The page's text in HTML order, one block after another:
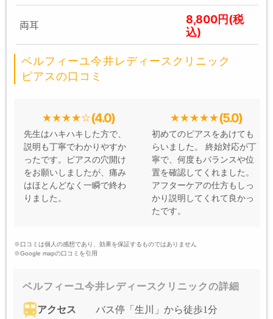
両耳
8,800円(税
込)
ベルフィーユ今井レディースクリニック
ピアスの口コミ
(4.0)
先生はハキハキした方で、
説明も丁寧でわかりやすか
ったです。ピアスの穴開け
をお願いしましたが、痛み
はほとんどなく一瞬で終わ
りました。
(5.0)
初めてのピアスをあけても
らいました。 終始対応が丁
寧で、何度もバランスや位
置を確認してくれました。
アフターケアの仕方もしっ
かり説明してくれて良かっ
たです。
※口コミは個人の感想であり、効果を保証するものではありません
※Google mapの口コミを引用
ベルフィーユ今井レディースクリニックの詳細
アクセス
バス停「生川」から徒歩1分